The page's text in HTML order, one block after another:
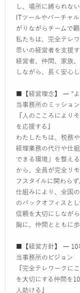
し、場所に縛られな
ITツールやバーチャ
がりながらチームで顧
私たちは、完全テレ
思いの経営者を支援
経営者、仲間、家族
しながら、長く安心
■【経営理念】 ― “
当事務所のミッション
『人のこころにより
を応援する』
わたしたちは、税務
経理業務の代行や仕
できる環境」を整え
から、全員が完全リ
フスタイルに関わら
仕組みにより、全国
のバックオフィスと
信頼を大切にしなが
胸に、仲間とともに歩
■【経営方針】 ― 10
当事務所のビジョン
『完全テレワークに
を大切にする仲間を
人助ける』